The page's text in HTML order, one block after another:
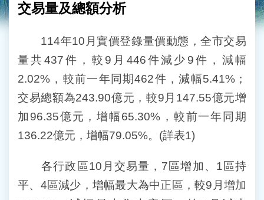
交易量及總額分析
114年10月實價登錄量價動態，全市交易
量共437件，較9月446件減少9件，減幅
2.02%，較前一年同期462件，減幅5.41%；
交易總額為243.90億元，較9月147.55億元增
加96.35億元，增幅65.30%，較前一年同期
136.22億元，增幅79.05%。(詳表1)
各行政區10月交易量，7區增加、1區持
平、4區減少，增幅最大為中正區，較9月增加